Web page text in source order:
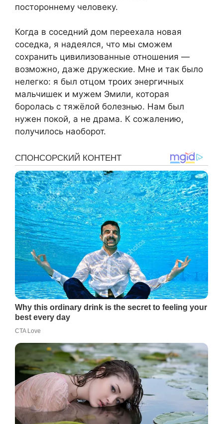
постороннему человеку.
Когда в соседний дом переехала новая
соседка, я надеялся, что мы сможем
сохранить цивилизованные отношения —
возможно, даже дружеские. Мне и так было
нелегко: я был отцом троих энергичных
мальчишек и мужем Эмили, которая
боролась с тяжёлой болезнью. Нам был
нужен покой, а не драма. К сожалению,
получилось наоборот.